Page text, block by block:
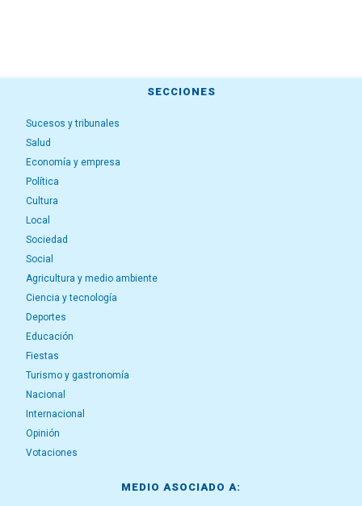
SECCIONES
Sucesos y tribunales
Salud
Economía y empresa
Política
Cultura
Local
Sociedad
Social
Agricultura y medio ambiente
Ciencia y tecnología
Deportes
Educación
Fiestas
Turismo y gastronomía
Nacional
Internacional
Opinión
Votaciones
MEDIO ASOCIADO A: